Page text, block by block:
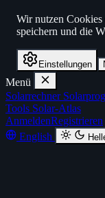
Wir nutzen
speichern und die
Einstellungen
Menü
Solarrechner
Tools Solar-Atlas
AnmeldenRegistrieren
English